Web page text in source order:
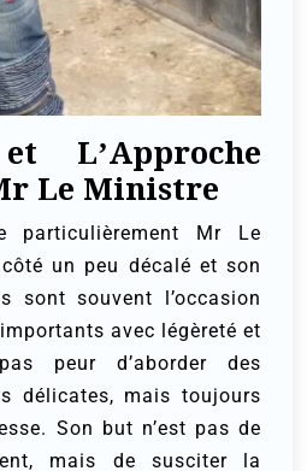
L’Approche
Le Ministre
particulièrement Mr Le
un peu décalé et son
sont souvent l’occasion
avec légèreté et
peur d’aborder des
délicates, mais toujours
Son but n’est pas de
mais de susciter la